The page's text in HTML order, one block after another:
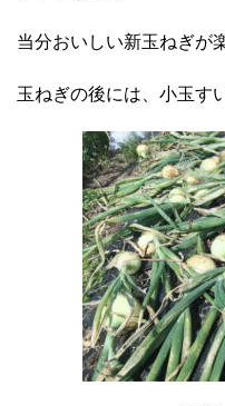
当分おいしい新玉ねぎが
玉ねぎの後には、小玉す